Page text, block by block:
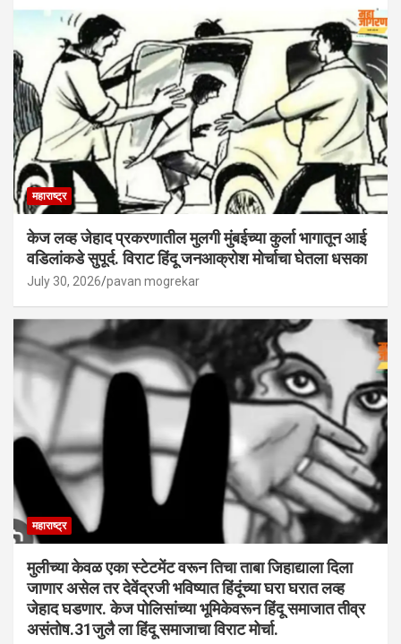
महाराष्ट्र
केज लव्ह जेहाद प्रकरणातील मुलगी मुंबईच्या कुर्ला भागातून आई
वडिलांकडे सुपूर्द. विराट हिंदू जनआक्रोश मोर्चाचा घेतला धसका
July 30, 2026 pavan mogrekar
महाराष्ट्र
मुलीच्या केवळ एका स्टेटमेंट वरून तिचा ताबा जिहाद्याला दिला
जाणार असेल तर देवेंद्रजी भविष्यात हिंदूंच्या घरा घरात लव्ह
जेहाद घडणार. केज पोलिसांच्या भूमिकेवरून हिंदू समाजात तीव्र
असंतोष.31जुलै ला हिंदू समाजाचा विराट मोर्चा.